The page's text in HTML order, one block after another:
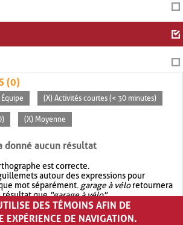
(0)
Équipe (X) Activités courtes (< 30 minutes)
(X) Moyenne
donné aucun résultat
est correcte.
autour des expressions pour
mot séparément. garage à véloretournera
résultat que"garage à vélo".
votre recherche avec OR.garage OR vélo
plus de résultat quegarage à vélo
DES TÉMOINS AFIN DE
EXPÉRIENCE DE NAVIGATION.